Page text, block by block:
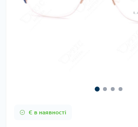
Є в наявності